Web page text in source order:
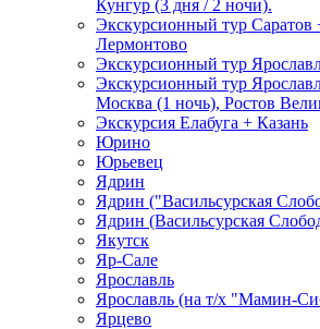
Кунгур (3 дня / 2 ночи).
Экскурсионный тур Саратов
Лермонтово
Экскурсионный тур
Экскурсионный тур
Москва (1 ночь), Ростов
Экскурсия Елабуга + Казань
Юрино
Юрьевец
Ядрин
Ядрин ("Васильсурская
Ядрин (Васильсурская
Якутск
Яр-Сале
Ярославль
Ярославль (на т/х "Мамин-
Ярцево